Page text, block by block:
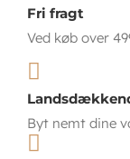
Fri fragt
Ved køb over

Byt nemt dine
